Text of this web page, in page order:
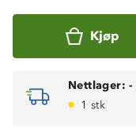
Kjøp
Nettlager: -
1 stk